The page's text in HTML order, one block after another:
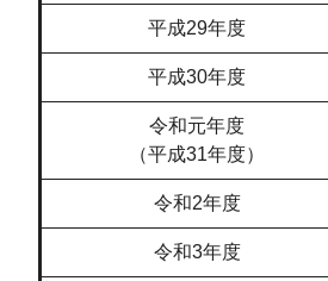
平成29年度
平成30年度
令和元年度
（平成31年度）
令和2年度
令和3年度